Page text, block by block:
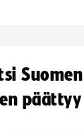
päättyy